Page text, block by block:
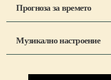
Прогноза за времето
Музикално настроение